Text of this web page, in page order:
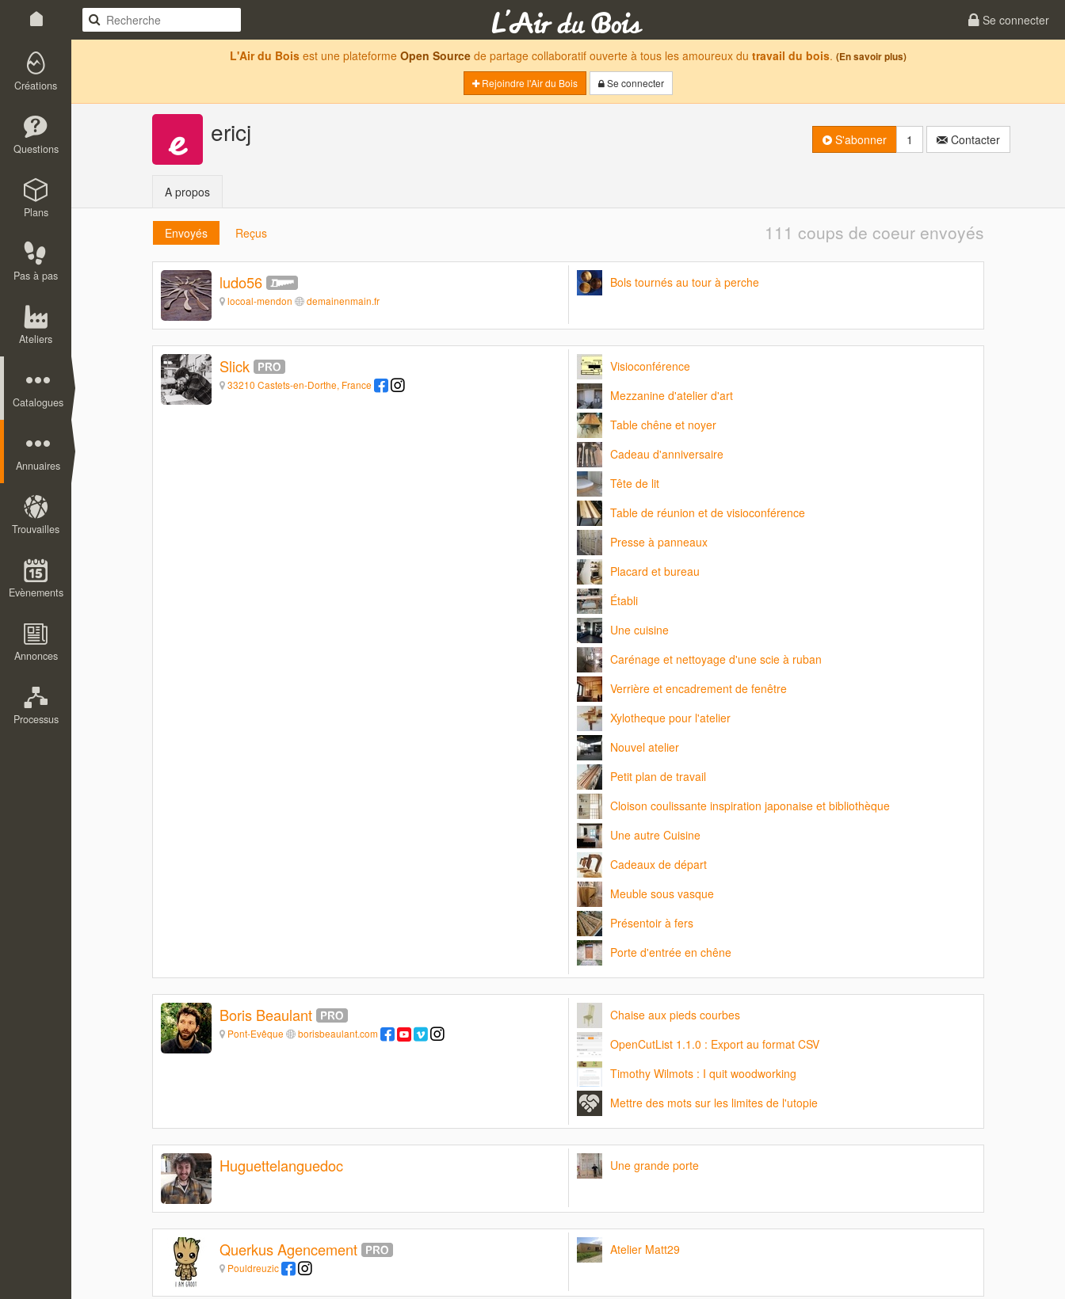
Se connecter
Créations
Questions
Plans
Pas à pas
Ateliers
Catalogues
Annuaires
Trouvailles
Evènements
Annonces
Processus
L'Air du Bois est une plateforme Open Source de partage collaboratif ouverte à tous les amoureux du travail du bois. (En savoir plus)
Rejoindre l'Air du Bois
Se connecter
ericj S'abonner 1 Contacter
A propos
Envoyés Reçus 111 coups de coeur envoyés
ludo56
locoal-mendon demainenmain.fr
Bols tournés au tour à perche
Slick
33210 Castets-en-Dorthe, France
Visioconférence
Mezzanine d'atelier d'art
Table chêne et noyer
Cadeau d'anniversaire
Tête de lit
Table de réunion et de visioconférence
Presse à panneaux
Placard et bureau
Établi
Une cuisine
Carénage et nettoyage d'une scie à ruban
Verrière et encadrement de fenêtre
Xylotheque pour l'atelier
Nouvel atelier
Petit plan de travail
Cloison coulissante inspiration japonaise et bibliothèque
Une autre Cuisine
Cadeaux de départ
Meuble sous vasque
Présentoir à fers
Porte d'entrée en chêne
Boris Beaulant
Pont-Evêque borisbeaulant.com
Chaise aux pieds courbes
OpenCutList 1.1.0 : Export au format CSV
Timothy Wilmots : I quit woodworking
Mettre des mots sur les limites de l'utopie
Huguettelanguedoc Une grande porte
Querkus Agencement
Pouldreuzic
Atelier Matt29